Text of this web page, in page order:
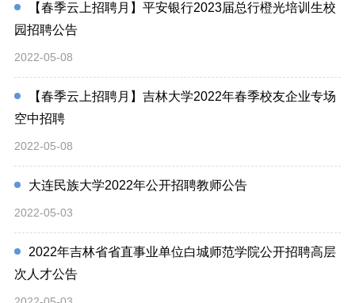
【春季云上招聘月】平安银行2023届总行橙光培训生校
园招聘公告
2022-05-08
【春季云上招聘月】吉林大学2022年春季校友企业专场
空中招聘
2022-05-08
大连民族大学2022年公开招聘教师公告
2022-05-03
2022年吉林省省直事业单位白城师范学院公开招聘高层
次人才公告